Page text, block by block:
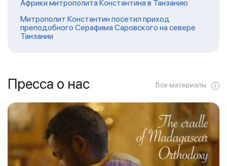
Африки митрополита Константина в Танзанию
Митрополит Константин посетил приход
преподобного Серафима Саровского на севере
Танзании
Пресса о нас Все материалы